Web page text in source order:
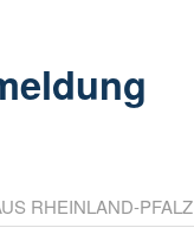
RHEINLAND-PFALZ